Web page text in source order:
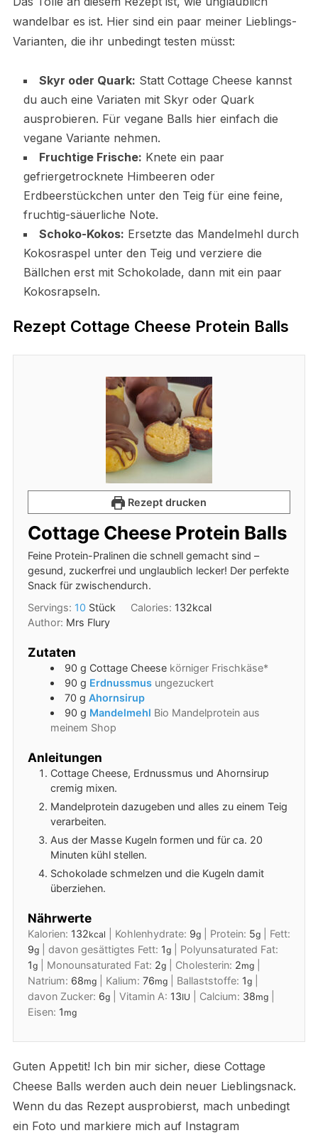
wandelbar es ist. Hier sind ein paar meiner Lieblings-
Varianten, die ihr unbedingt testen müsst:
Skyr oder Quark: Statt Cottage Cheese kannst
du auch eine Variaten mit Skyr oder Quark
ausprobieren. Für vegane Balls hier einfach die
vegane Variante nehmen.
Fruchtige Frische: Knete ein paar
gefriergetrocknete Himbeeren oder
Erdbeerstückchen unter den Teig für eine feine,
fruchtig-säuerliche Note.
Schoko-Kokos: Ersetzte das Mandelmehl durch
Kokosraspel unter den Teig und verziere die
Bällchen erst mit Schokolade, dann mit ein paar
Kokosrapseln.
Rezept Cottage Cheese Protein Balls
Rezept drucken
Cottage Cheese Protein Balls
Feine Protein-Pralinen die schnell gemacht sind –
gesund, zuckerfrei und unglaublich lecker! Der perfekte
Snack für zwischendurch.
Servings: 10 Stück Calories: 132kcal
Author: Mrs Flury
Zutaten
90 g Cottage Cheese körniger Frischkäse*
90 g Erdnussmus ungezuckert
70 g Ahornsirup
90 g Mandelmehl Bio Mandelprotein aus
meinem Shop
Anleitungen
Cottage Cheese, Erdnussmus und Ahornsirup
cremig mixen.
Mandelprotein dazugeben und alles zu einem Teig
verarbeiten.
Aus der Masse Kugeln formen und für ca. 20
Minuten kühl stellen.
Schokolade schmelzen und die Kugeln damit
überziehen.
Nährwerte
Kalorien: 132kcal Kohlenhydrate: 9g| Protein: 5g| Fett:
9g| davon gesättigtes Fett: 1g| Polyunsaturated Fat:
1g| Monounsaturated Fat: 2g| Cholesterin: 2mg|
Natrium: 68mg| Kalium: 76mg| Ballaststoffe: 1g|
davon Zucker: 6g| Vitamin A: 13IU Calcium: 38mg|
Eisen: 1 mg
Guten Appetit! Ich bin mir sicher, diese Cottage
Cheese Balls werden auch dein neuer Lieblingsnack.
Wenn du das Rezept ausprobierst, mach unbedingt
ein Foto und markiere mich auf Instagram